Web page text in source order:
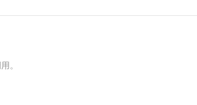
。